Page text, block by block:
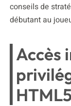
conseils de
débutant au
Accès